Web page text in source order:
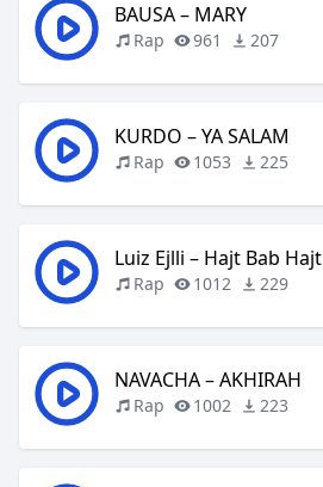
BAUSA – MARY
Rap 961 207
KURDO – YA SALAM
Rap 1053 225
Luiz Ejlli – Hajt Bab Hajt
Rap 1012 229
NAVACHA – AKHIRAH
Rap 1002 223